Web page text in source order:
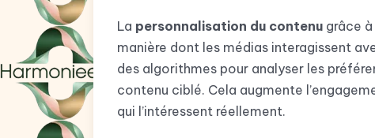
La personnalisation du contenu grâce
manière dont les médias interagissent
des algorithmes pour analyser les
contenu ciblé. Cela augmente
qui l’intéressent réellement.